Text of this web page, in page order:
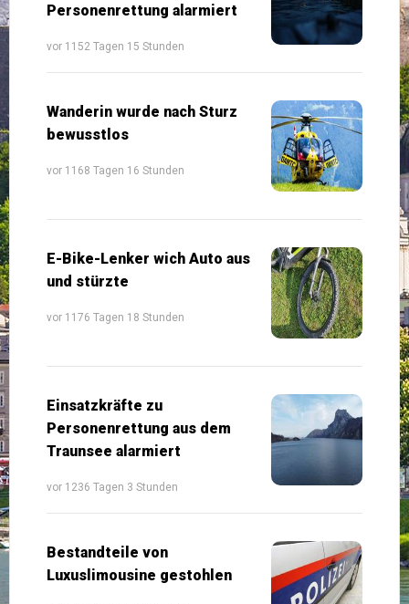
Personenrettung alarmiert
vor 1152 Tagen 15 Stunden
Wanderin wurde nach Sturz
bewusstlos
vor 1168 Tagen 16 Stunden
E-Bike-Lenker wich Auto aus
und stürzte
vor 1176 Tagen 18 Stunden
Einsatzkräfte zu
Personenrettung aus dem
Traunsee alarmiert
vor 1236 Tagen 3 Stunden
Bestandteile von
Luxuslimousine gestohlen